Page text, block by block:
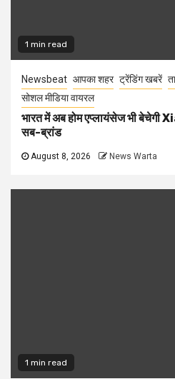
1 min read
Newsbeat आपका शहर ट्रेंडिंग खबरें
सोशल मीडिया वायरल
भारत में अब होम एप्लायंसेज भी बेचेगी
सब-ब्रांड
August 8, 2026 News Warta
1 min read